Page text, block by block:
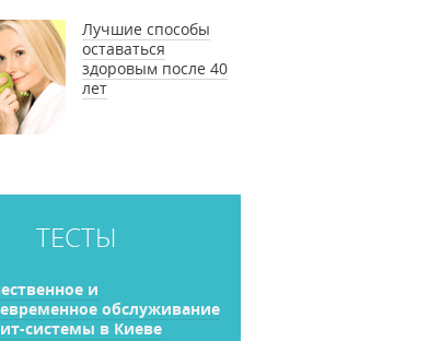
Лучшие способы
оставаться
здоровым после 40
лет
ТЕСТЫ
и
обслуживание
системы в Киеве